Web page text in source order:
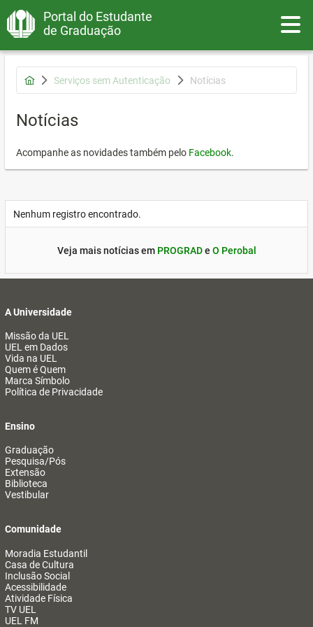
Portal do Estudante
de Graduação
Serviços sem Autenticação Notícias
Notícias
Acompanhe as novidades também pelo Facebook.
Nenhum registro encontrado.
Veja mais notícias em PROGRADe O Perobal
A Universidade
Missão da UEL
UEL em Dados
Vida na UEL
Quem é Quem
Marca Símbolo
Política de Privacidade
Ensino
Graduação
Pesquisa/Pós
Extensão
Biblioteca
Vestibular
Comunidade
Moradia Estudantil
Casa de Cultura
Inclusão Social
Acessibilidade
Atividade Física
TV UEL
UEL FM